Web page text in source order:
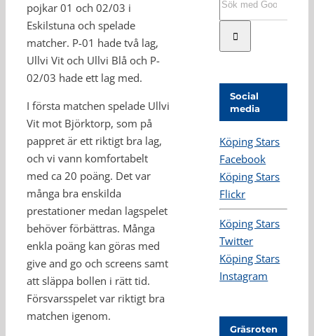
pojkar 01 och 02/03 i
Eskilstuna och spelade
matcher. P-01 hade två lag,
Ullvi Vit och Ullvi Blå och P-
02/03 hade ett lag med.
I första matchen spelade Ullvi
Vit mot Björktorp, som på
pappret är ett riktigt bra lag,
och vi vann komfortabelt
med ca 20 poäng. Det var
många bra enskilda
prestationer medan lagspelet
behöver förbättras. Många
enkla poäng kan göras med
give and go och screens samt
att släppa bollen i rätt tid.
Försvarsspelet var riktigt bra
matchen igenom.
Social
media
Köping Stars
Facebook
Köping Stars
Flickr
Köping Stars
Twitter
Köping Stars
Instagram
Gräsroten